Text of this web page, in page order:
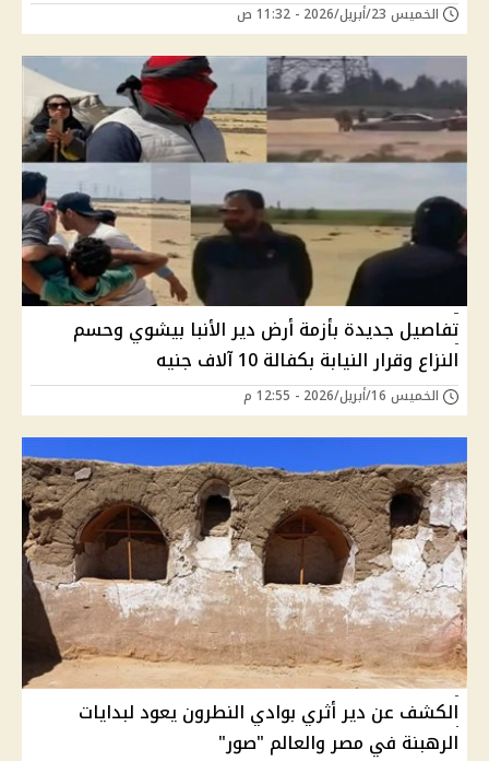
الخميس 23/أبريل/2026 - 11:32 ص
تفاصيل جديدة بأزمة أرض دير الأنبا بيشوي وحسم
النزاع وقرار النيابة بكفالة 10 آلاف جنيه
الخميس 16/أبريل/2026 - 12:55 م
الكشف عن دير أثري بوادي النطرون يعود لبدايات
الرهبنة في مصر والعالم "صور"